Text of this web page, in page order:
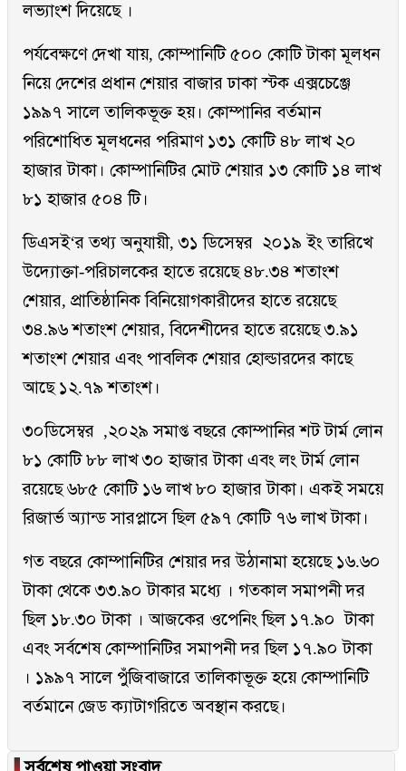
লভ্যাংশ দিয়েছে ।
পর্যবেক্ষণে দেখা যায়, কোম্পানিটি ৫০০ কোটি টাকা মূলধন
নিয়ে দেশের প্রধান শেয়ার বাজার ঢাকা স্টক এক্সচেঞ্জে
১৯৯৭ সালে তালিকভূক্ত হয়। কোম্পানির বর্তমান
পরিশোধিত মূলধনের পরিমাণ ১৩১ কোটি ৪৮ লাখ ২০
হাজার টাকা। কোম্পানিটির মোট শেয়ার ১৩ কোটি ১৪ লাখ
৮১ হাজার ৫০৪ টি।
ডিএসই‘র তথ্য অনুযায়ী, ৩১ ডিসেম্বর ২০১৯ ইং তারিখে
উদ্যোক্তা-পরিচালকের হাতে রয়েছে ৪৮.৩৪ শতাংশ
শেয়ার, প্রাতিষ্ঠানিক বিনিয়োগকারীদের হাতে রয়েছে
৩৪.৯৬ শতাংশ শেয়ার, বিদেশীদের হাতে রয়েছে ৩.৯১
শতাংশ শেয়ার এবং পাবলিক শেয়ার হোল্ডারদের কাছে
আছে ১২.৭৯ শতাংশ।
৩০ডিসেম্বর ,২০২৯ সমাপ্ত বছরে কোম্পানির শট টার্ম লোন
৮১ কোটি ৮৮ লাখ ৩০ হাজার টাকা এবং লং টার্ম লোন
রয়েছে ৬৮৫ কোটি ১৬ লাখ ৮০ হাজার টাকা। একই সময়ে
রিজার্ভ অ্যান্ড সারপ্লাসে ছিল ৫৯৭ কোটি ৭৬ লাখ টাকা।
গত বছরে কোম্পানিটির শেয়ার দর উঠানামা হয়েছে ১৬.৬০
টাকা থেকে ৩৩.৯০ টাকার মধ্যে । গতকাল সমাপনী দর
ছিল ১৮.৩০ টাকা । আজকের ওপেনিং ছিল ১৭.৯০ টাকা
এবং সর্বশেষ কোম্পানিটির সমাপনী দর ছিল ১৭.৯০ টাকা
। ১৯৯৭ সালে পুঁজিবাজারে তালিকাভূক্ত হয়ে কোম্পানিটি
বর্তমানে জেড ক্যাটাগরিতে অবস্থান করছে।